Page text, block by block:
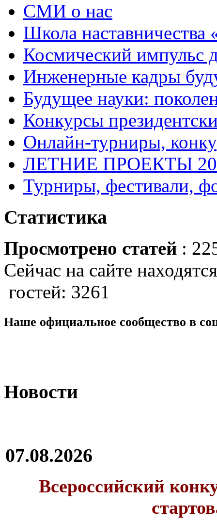
СМИ о нас
Школа
Космический импульс
Инженерные кадры
Будущее науки:
Конкурсы
Онлайн-турниры,
ЛЕТНИЕ ПРОЕКТЫ
Турниры, фестивали,
Статистика
Просмотрено статей :
Сейчас на сайте
гостей: 3261
Наше официальное сообщество в
Новости
07.08.2026
Всероссийский